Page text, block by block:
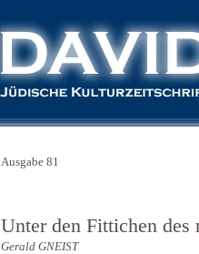
Ausgabe 81
Unter den Fittichen des
Gerald GNEIST